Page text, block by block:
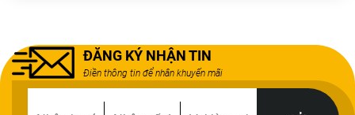
ĐĂNG KÝ NHẬN TIN
Điền thông tin để nhân khuyến mãi